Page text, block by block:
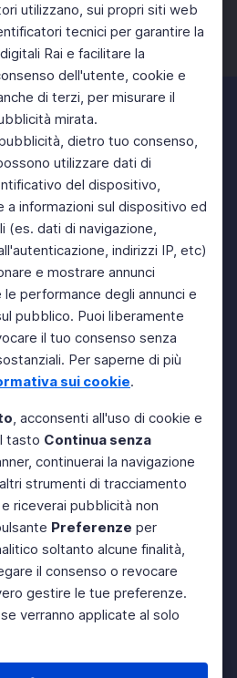
utilizzano, sui propri siti web
tecnici per garantire la
Rai e facilitare la
dell'utente, cookie e
di terzi, per misurare il
mirata.
dietro tuo consenso,
utilizzare dati di
del dispositivo,
a informazioni sul dispositivo ed
(es. dati di navigazione,
indirizzi IP, etc)
e mostrare annunci
performance degli annunci e
pubblico. Puoi liberamente
il tuo consenso senza
Per saperne di più
sui cookie.
, acconsenti all'uso di cookie e
tasto Continua senza
continuerai la navigazione
strumenti di tracciamento
riceverai pubblicità non
Preferenze per
soltanto alcune finalità,
il consenso o revocare
gestire le tue preferenze.
verranno applicate al solo
Twitter Instagram